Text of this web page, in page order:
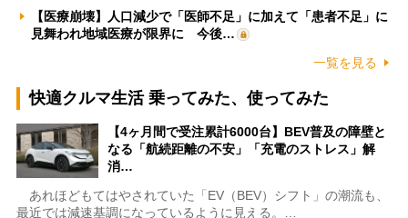
【医療崩壊】人口減少で「医師不足」に加えて「患者不足」に
見舞われ地域医療が限界に 今後…
一覧を見る
快適クルマ生活 乗ってみた、使ってみた
【4ヶ月間で受注累計6000台】BEV普及の障壁と
なる「航続距離の不安」「充電のストレス」解
消…
あれほどもてはやされていた「EV（BEV）シフト」の潮流も、
最近では減速基調になっているように見える。…